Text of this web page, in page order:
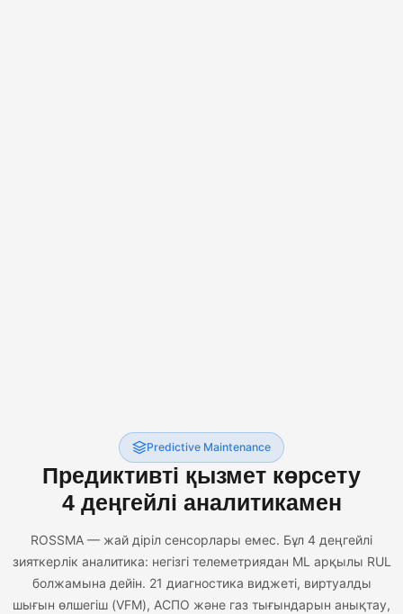
Predictive Maintenance
Предиктивті қызмет көрсету
4 деңгейлі аналитикамен
ROSSMA — жай діріл сенсорлары емес. Бұл 4 деңгейлі
зияткерлік аналитика: негізгі телеметриядан ML арқылы RUL
болжамына дейін. 21 диагностика виджеті, виртуалды
шығын өлшегіш (VFM), АСПО және газ тығындарын анықтау,